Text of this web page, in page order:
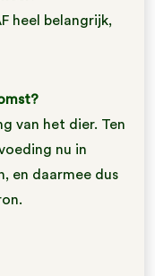
heel belangrijk,
van het dier. Ten
nu in
en daarmee dus